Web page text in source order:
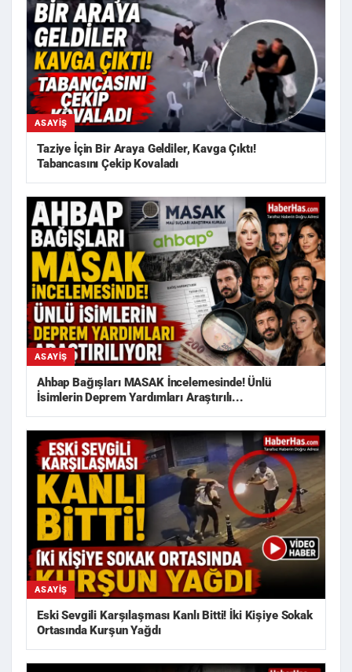
ASAYIŞ
Taziye İçin Bir Araya Geldiler, Kavga Çıktı!
Tabancasını Çekip Kovaladı
ASAYIŞ
Ahbap Bağışları MASAK İncelemesinde! Ünlü
İsimlerin Deprem Yardımları Araştırılı...
ASAYIŞ
Eski Sevgili Karşılaşması Kanlı Bitti! İki Kişiye Sokak
Ortasında Kurşun Yağdı